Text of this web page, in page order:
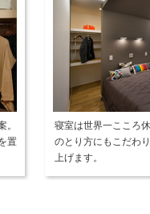
。
置
寝室は世界一こころ
のとり方にもこだわ
上げます。